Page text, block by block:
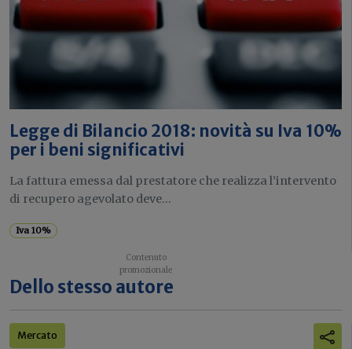
Legge di Bilancio 2018: novità su Iva 10%
per i beni significativi
La fattura emessa dal prestatore che realizza l’intervento
di recupero agevolato deve...
Iva 10%
Dello stesso autore
Mercato